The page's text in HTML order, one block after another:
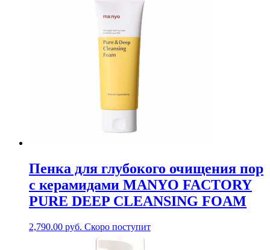
Пенка для глубокого очищения пор
с керамидами MANYO FACTORY
PURE DEEP CLEANSING FOAM
2,790.00 руб. Скоро поступит